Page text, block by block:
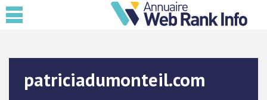
patriciadumonteil.com